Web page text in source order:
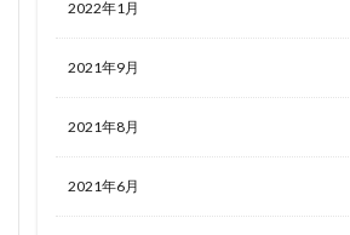
2022年1月
2021年9月
2021年8月
2021年6月